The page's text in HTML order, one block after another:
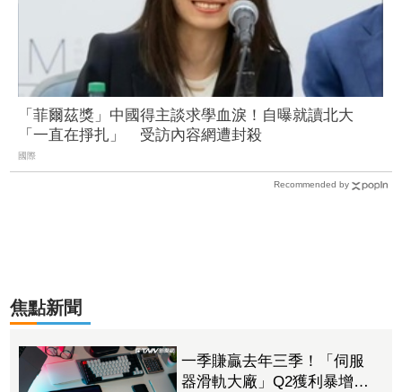
「菲爾茲獎」中國得主談求學血淚！自曝就讀北大
「一直在掙扎」 受訪內容網遭封殺
國際
Recommended by
焦點新聞
一季賺贏去年三季！「伺服
器滑軌大廠」Q2獲利暴增